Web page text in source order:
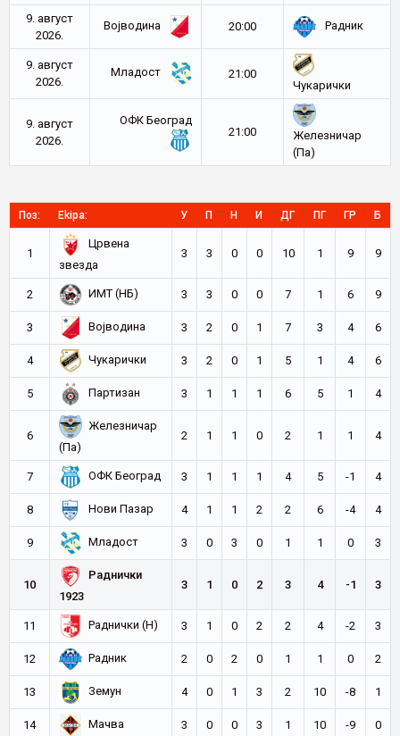
9. август
2026.
Војводина 20:00 Радник
9. август
2026.
Младост
21:00
Чукарички
9. август
2026.
ОФК Београд
21:00
Железничар
(Па)
Поз: Ekipa: У П Н И ДГ ПГ ГР Б
1
Црвена
звезда
3 3 0 0 10 1 9 9
2 ИМТ (НБ) 3 3 0 0 7 1 6 9
3 Војводина 3 2 0 1 7 3 4 6
4 Чукарички 3 2 0 1 5 1 4 6
5 Партизан 3 1 1 1 6 5 1 4
6
Железничар
(Па)
2 1 1 0 2 1 1 4
7 ОФК Београд 3 1 1 1 4 5 -1 4
8 Нови Пазар 4 1 1 2 2 6 -4 4
9 Младост 3 0 3 0 1 1 0 3
10
Раднички
1923
3 1 0 2 3 4 -1 3
11 Раднички (Н) 3 1 0 2 2 4 -2 3
12 Радник 2 0 2 0 1 1 0 2
13 Земун 4 0 1 3 2 10 -8 1
14 Мачва 3 0 0 3 1 10 -9 0